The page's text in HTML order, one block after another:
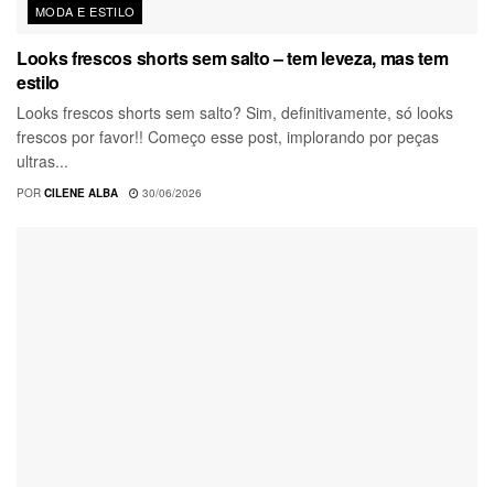
MODA E ESTILO
Looks frescos shorts sem salto – tem leveza, mas tem
estilo
Looks frescos shorts sem salto? Sim, definitivamente, só looks
frescos por favor!! Começo esse post, implorando por peças
ultras...
POR CILENE ALBA 30/06/2026